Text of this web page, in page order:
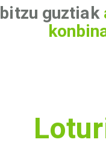
guztiak